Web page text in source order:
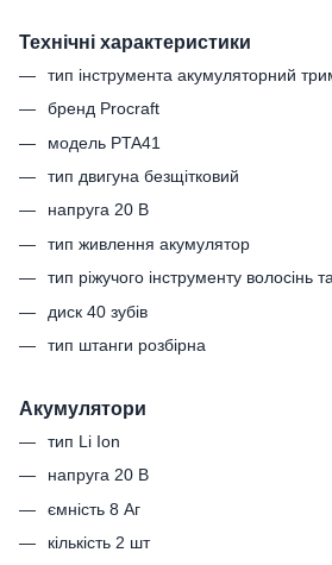
Технічні характеристики
тип інструмента акумуляторний
бренд Procraft
модель PTA41
тип двигуна безщітковий
напруга 20 В
тип живлення акумулятор
тип ріжучого інструменту волосінь
диск 40 зубів
тип штанги розбірна
Акумулятори
тип Li Ion
напруга 20 В
ємність 8 Аг
кількість 2 шт